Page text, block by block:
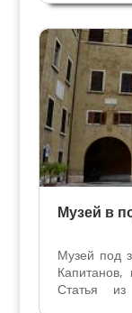
врачи,
из
эпиграфов.
Музей в
Музей под
Статья из